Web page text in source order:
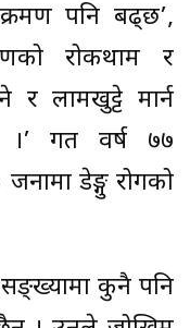
पनि बढ्छ’,
रोकथाम र
र लामखुट्टे मार्न
।’ गत वर्ष ७७
डेङ्गु रोगको
कुनै पनि